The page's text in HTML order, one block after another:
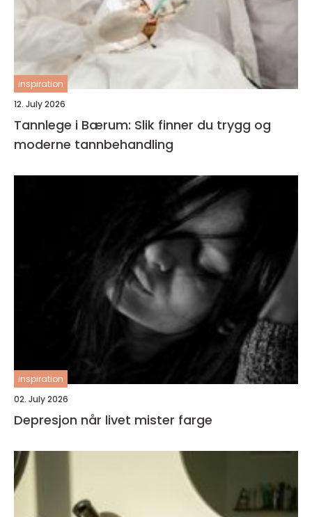
inspiration
12. July 2026
Tannlege i Bærum: Slik finner du trygg og
moderne tannbehandling
inspiration
02. July 2026
Depresjon når livet mister farge